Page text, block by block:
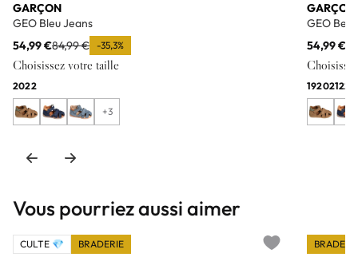
GARÇON
GEO Bleu Jeans
54,99 €84,99 € -35,3%
Choisissez votre taille
2022
+3
GARÇON
GEO
54,99 €
19202122
Vous pourriez aussi aimer
CULTE 💎 BRADERIE